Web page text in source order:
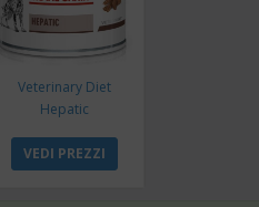
Veterinary Diet
Hepatic
VEDI PREZZI